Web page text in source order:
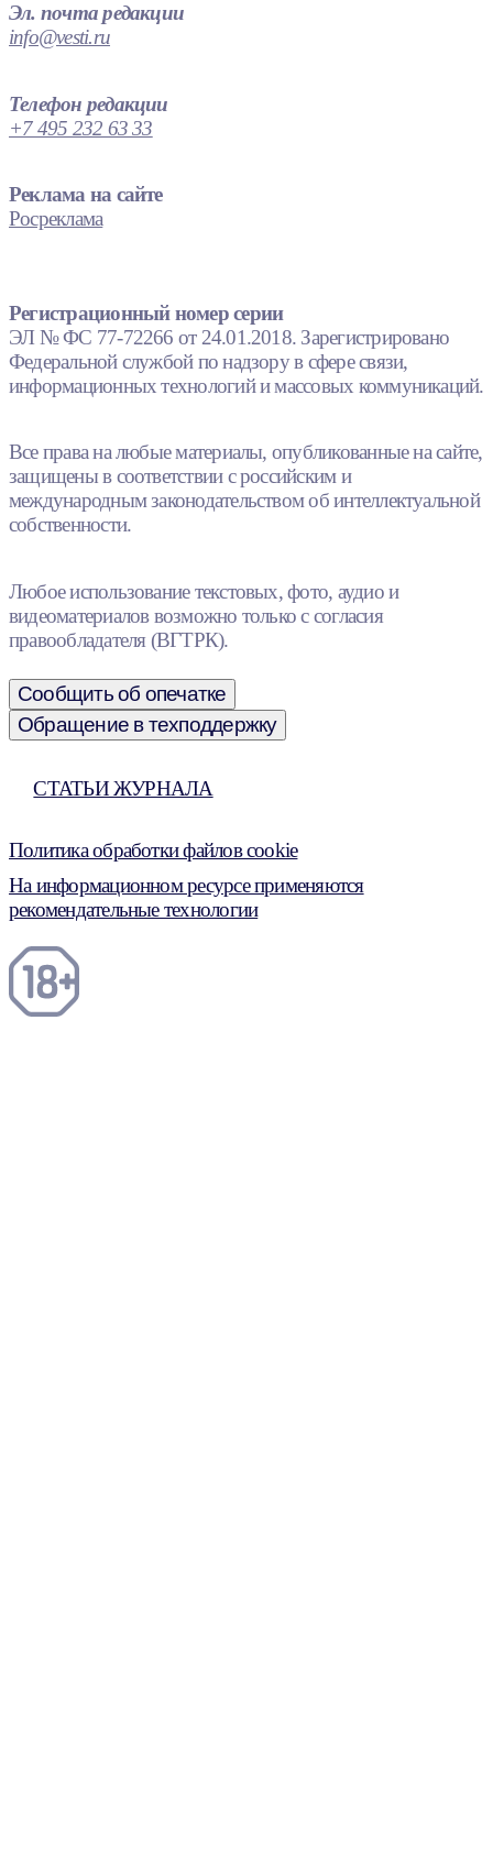
Эл. почта редакции
info@vesti.ru
Телефон редакции
+7 495 232 63 33
Реклама на сайте
Росреклама
Регистрационный номер серии
ЭЛ № ФС 77-72266 от 24.01.2018. Зарегистрировано
Федеральной службой по надзору в сфере связи,
информационных технологий и массовых коммуникаций.
Все права на любые материалы, опубликованные на сайте,
защищены в соответствии с российским и
международным законодательством об интеллектуальной
собственности.
Любое использование текстовых, фото, аудио и
видеоматериалов возможно только с согласия
правообладателя (ВГТРК).
Сообщить об опечатке
Обращение в техподдержку
СТАТЬИ ЖУРНАЛА
Политика обработки файлов cookie
На информационном ресурсе применяются
рекомендательные технологии